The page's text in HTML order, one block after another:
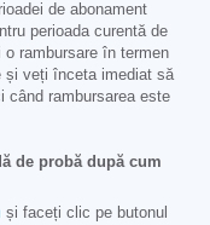
de abonament
perioada curentă de
rambursare în termen
și veți înceta imediat să
când rambursarea este
de probă după cum
și faceți clic pe butonul